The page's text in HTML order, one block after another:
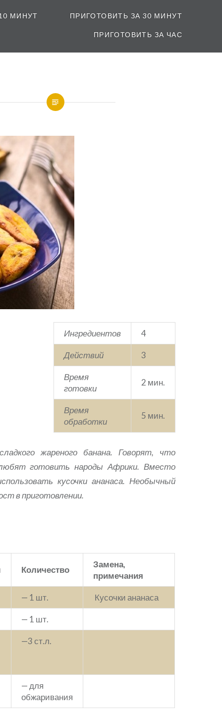
МИНУТ ПРИГОТОВИТЬ ЗА 30 МИНУТ
ПРИГОТОВИТЬ ЗА ЧАС
Ингредиентов 4
Действий 3
Время
готовки
2 мин.
Время
обработки
5 мин.
жареного банана. Говорят, что
готовить народы Африки. Вместо
кусочки ананаса. Необычный
в приготовлении.
Количество
Замена,
примечания
— 1 шт. Кусочки ананаса
— 1 шт.
—3 ст.л.
— для
обжаривания